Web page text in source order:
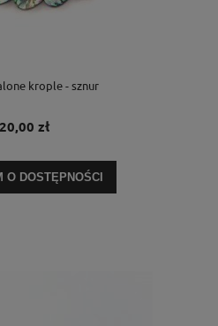
krople - sznur
zł
O DOSTĘPNOŚCI